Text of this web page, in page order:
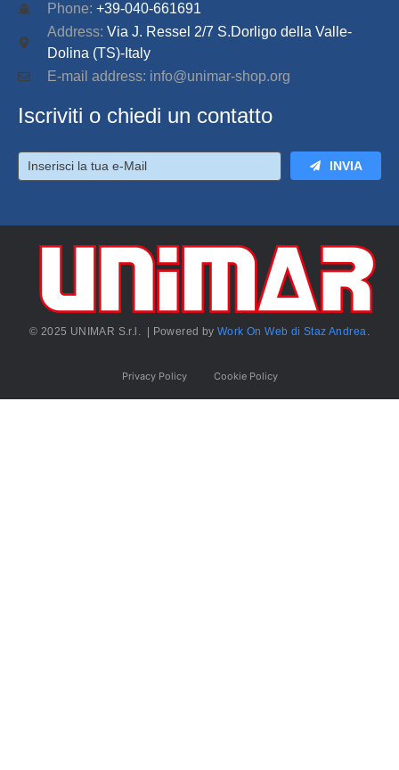
Phone: +39-040-661691
Address: Via J. Ressel 2/7 S.Dorligo della Valle-
Dolina (TS)-Italy
E-mail address: info@unimar-shop.org
Iscriviti o chiedi un contatto
INVIA
© 2025 UNIMAR S.r.l. | Powered byWork On Web di Staz Andrea.
Privacy Policy Cookie Policy